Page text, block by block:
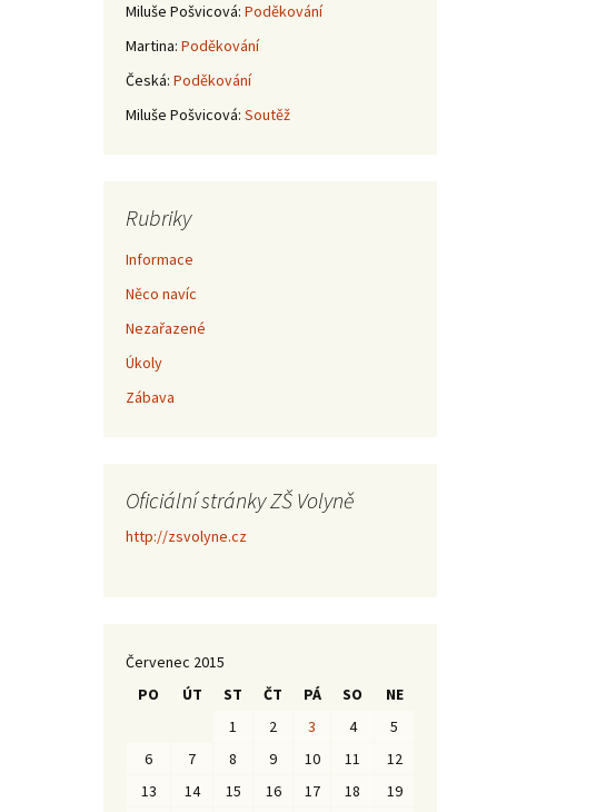
Miluše Pošvicová: Poděkování
Martina: Poděkování
Česká: Poděkování
Miluše Pošvicová: Soutěž
Rubriky
Informace
Něco navíc
Nezařazené
Úkoly
Zábava
Oficiální stránky ZŠ Volyně
http://zsvolyne.cz
Červenec 2015
PO
ÚT ST ČT PÁ SO
NE
1
2 3 4
5
6
7 8 9 10 11
12
13
14 15 16 17 18
19